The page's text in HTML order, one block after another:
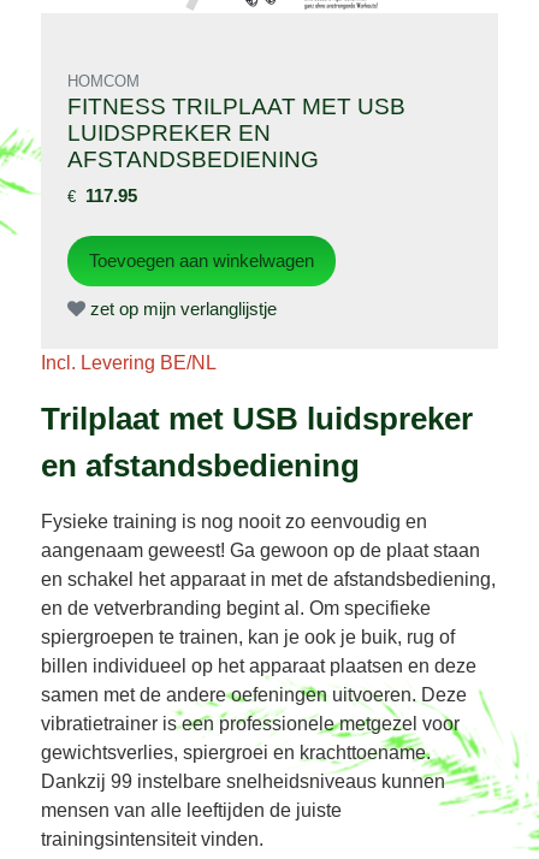
HOMCOM
FITNESS TRILPLAAT MET USB
LUIDSPREKER EN
AFSTANDSBEDIENING
€ 117.95
zet op mijn verlanglijstje
Incl. Levering BE/NL
Trilplaat met USB luidspreker
en afstandsbediening
Fysieke training is nog nooit zo eenvoudig en
aangenaam geweest! Ga gewoon op de plaat staan
en schakel het apparaat in met de afstandsbediening,
en de vetverbranding begint al. Om specifieke
spiergroepen te trainen, kan je ook je buik, rug of
billen individueel op het apparaat plaatsen en deze
samen met de andere oefeningen uitvoeren. Deze
vibratietrainer is een professionele metgezel voor
gewichtsverlies, spiergroei en krachttoename.
Dankzij 99 instelbare snelheidsniveaus kunnen
mensen van alle leeftijden de juiste
trainingsintensiteit vinden.